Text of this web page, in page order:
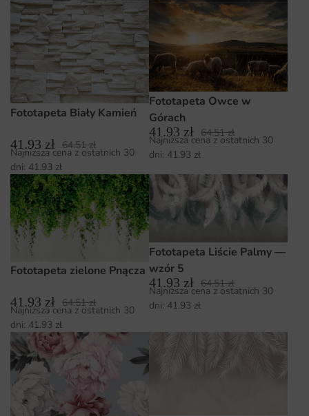
Fototapeta Biały Kamień
41.93 zł 64.51zł
Najniższa cena z ostatnich 30
dni: 41.93 zł
Fototapeta Owce w
Górach
41.93 zł 64.51zł
Najniższa cena z ostatnich 30
dni: 41.93 zł
Fototapeta zielone Pnącza
41.93 zł 64.51zł
Najniższa cena z ostatnich 30
dni: 41.93 zł
Fototapeta Liście Palmy —
wzór 5
41.93 zł 64.51zł
Najniższa cena z ostatnich 30
dni: 41.93 zł